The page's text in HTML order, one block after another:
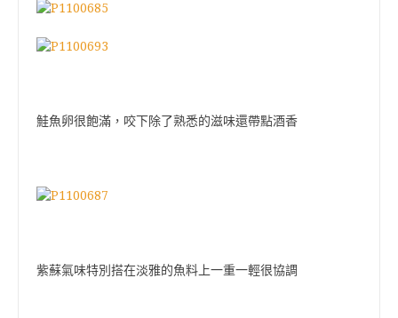
鮭魚卵很飽滿，咬下除了熟悉的滋味還帶點酒香
紫蘇氣味特別搭在淡雅的魚料上一重一輕很協調